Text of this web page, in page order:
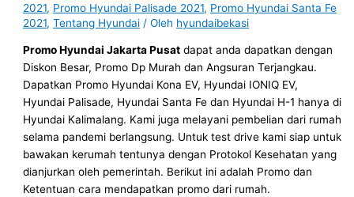
2021, Promo Hyundai Palisade 2021, Promo Hyundai Santa Fe
2021,Tentang Hyundai / Oleh hyundaibekasi
Promo Hyundai Jakarta Pusat dapat anda dapatkan dengan
Diskon Besar, Promo Dp Murah dan Angsuran Terjangkau.
Dapatkan Promo Hyundai Kona EV, Hyundai IONIQ EV,
Hyundai Palisade, Hyundai Santa Fe dan Hyundai H-1 hanya di
Hyundai Kalimalang. Kami juga melayani pembelian dari rumah
selama pandemi berlangsung. Untuk test drive kami siap untuk
bawakan kerumah tentunya dengan Protokol Kesehatan yang
dianjurkan oleh pemerintah. Berikut ini adalah Promo dan
Ketentuan cara mendapatkan promo dari rumah.